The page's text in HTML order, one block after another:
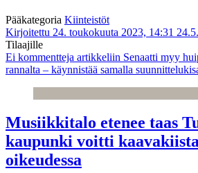
Pääkategoria Kiinteistöt
Kirjoitettu 24. toukokuuta 2023, 14:31
Tilaajille
Ei kommentteja artikkeliin Senaatti myy
rannalta – käynnistää samalla
Musiikkitalo etenee taas
kaupunki voitti
oikeudessa